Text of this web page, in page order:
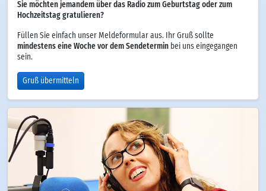
Sie möchten jemandem über das Radio zum Geburtstag oder zum
Hochzeitstag gratulieren?
Füllen Sie einfach unser Meldeformular aus. Ihr Gruß sollte
mindestens eine Woche vor dem Sendetermin bei uns eingegangen
sein.
Gruß übermitteln